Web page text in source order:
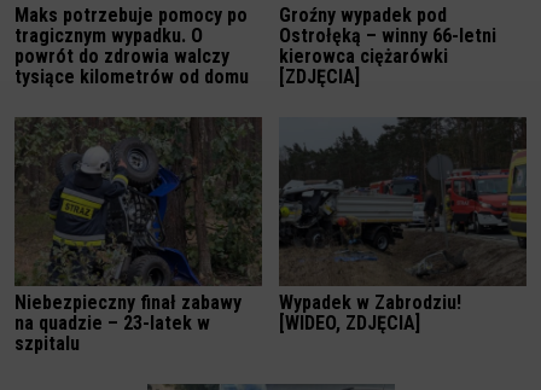
Maks potrzebuje pomocy po
tragicznym wypadku. O
powrót do zdrowia walczy
tysiące kilometrów od domu
Groźny wypadek pod
Ostrołęką – winny 66-letni
kierowca ciężarówki
[ZDJĘCIA]
Niebezpieczny finał zabawy
na quadzie – 23-latek w
szpitalu
Wypadek w Zabrodziu!
[WIDEO, ZDJĘCIA]